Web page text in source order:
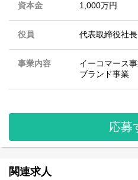
資本金 1,000万円
役員 代表取締役社
事業内容
イーコマース
ブランド事業
応募
関連求人